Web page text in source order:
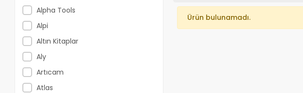
Alpha Tools
Alpi
Altın Kitaplar
Aly
Artıcam
Atlas
Ürün bulunamadı.